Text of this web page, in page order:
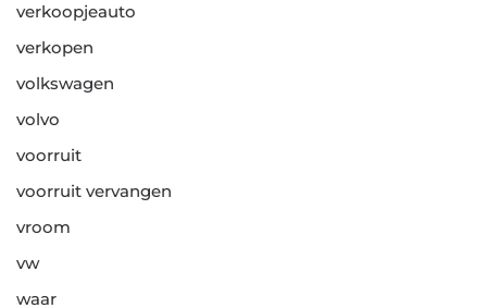
verkoopjeauto
verkopen
volkswagen
volvo
voorruit
voorruit vervangen
vroom
vw
waar